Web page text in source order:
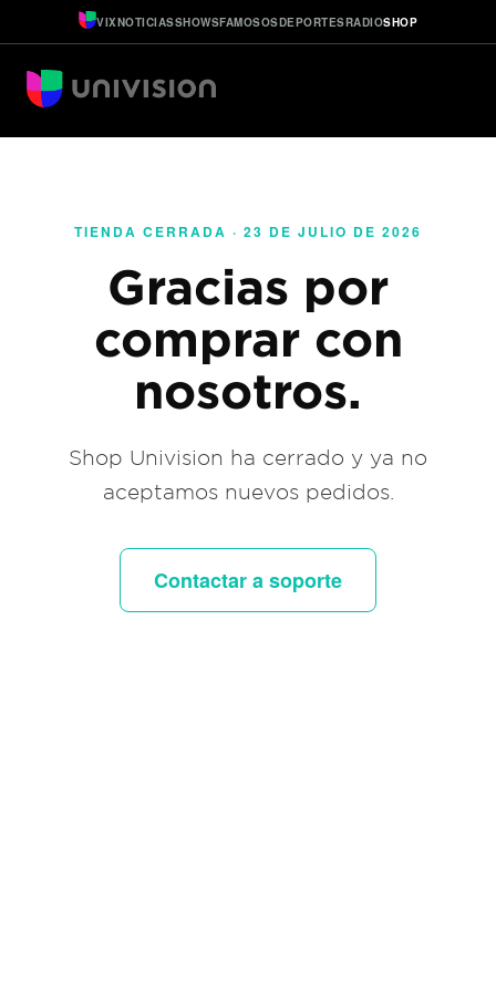
VIXNOTICIASSHOWSFAMOSOSDEPORTESRADIOSHOP
TIENDA CERRADA · 23 DE JULIO DE 2026
Gracias por
comprar con
nosotros.
Shop Univision ha cerrado y ya no
aceptamos nuevos pedidos.
Contactar a soporte